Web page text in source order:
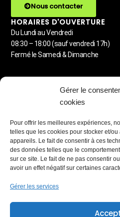
Gérer le
cookies
Pour offrir les meilleures expériences,
telles que les cookies pour stocker et/
appareils. Le fait de consentir à ces
des données telles que le
sur ce site. Le fait de ne pas consentir
avoir un effet négatif sur certaines
Gérer les services
Nous contacter
HORAIRES D'OUVERTURE
Du Lundi au Vendredi
08:30 – 18:00 (sauf vendredi 17h)
Fermé le Samedi & Dimanche
Detailing automobile
Lavage à la demande
Station de lavage libre-service
Blog & Astuces
PARTENAIRES RÉSEAUX